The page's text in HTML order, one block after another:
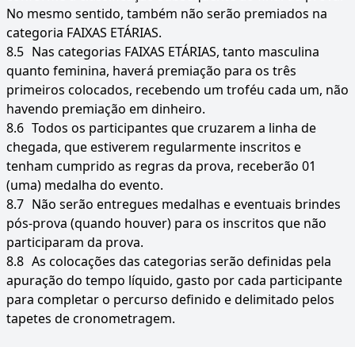
No mesmo sentido, também não serão premiados na
categoria FAIXAS ETÁRIAS.
8.5 Nas categorias FAIXAS ETÁRIAS, tanto masculina
quanto feminina, haverá premiação para os três
primeiros colocados, recebendo um troféu cada um, não
havendo premiação em dinheiro.
8.6 Todos os participantes que cruzarem a linha de
chegada, que estiverem regularmente inscritos e
tenham cumprido as regras da prova, receberão 01
(uma) medalha do evento.
8.7 Não serão entregues medalhas e eventuais brindes
pós-prova (quando houver) para os inscritos que não
participaram da prova.
8.8 As colocações das categorias serão definidas pela
apuração do tempo líquido, gasto por cada participante
para completar o percurso definido e delimitado pelos
tapetes de cronometragem.